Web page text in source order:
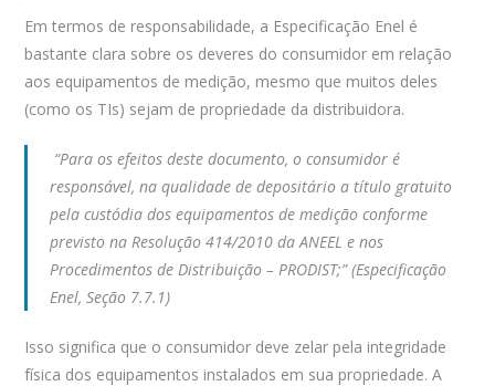
Em termos de responsabilidade, a Especificação Enel é
bastante clara sobre os deveres do consumidor em relação
aos equipamentos de medição, mesmo que muitos deles
(como os TIs) sejam de propriedade da distribuidora.
“Para os efeitos deste documento, o consumidor é
responsável, na qualidade de depositário a título gratuito
pela custódia dos equipamentos de medição conforme
previsto na Resolução 414/2010 da ANEEL e nos
Procedimentos de Distribuição – PRODIST;” (Especificação
Enel, Seção 7.7.1)
Isso significa que o consumidor deve zelar pela integridade
física dos equipamentos instalados em sua propriedade. A